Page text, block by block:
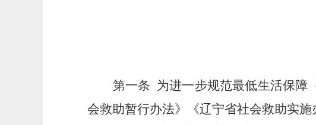
第一条 为进一步规范最低生活保障
会救助暂行办法》《辽宁省社会救助实